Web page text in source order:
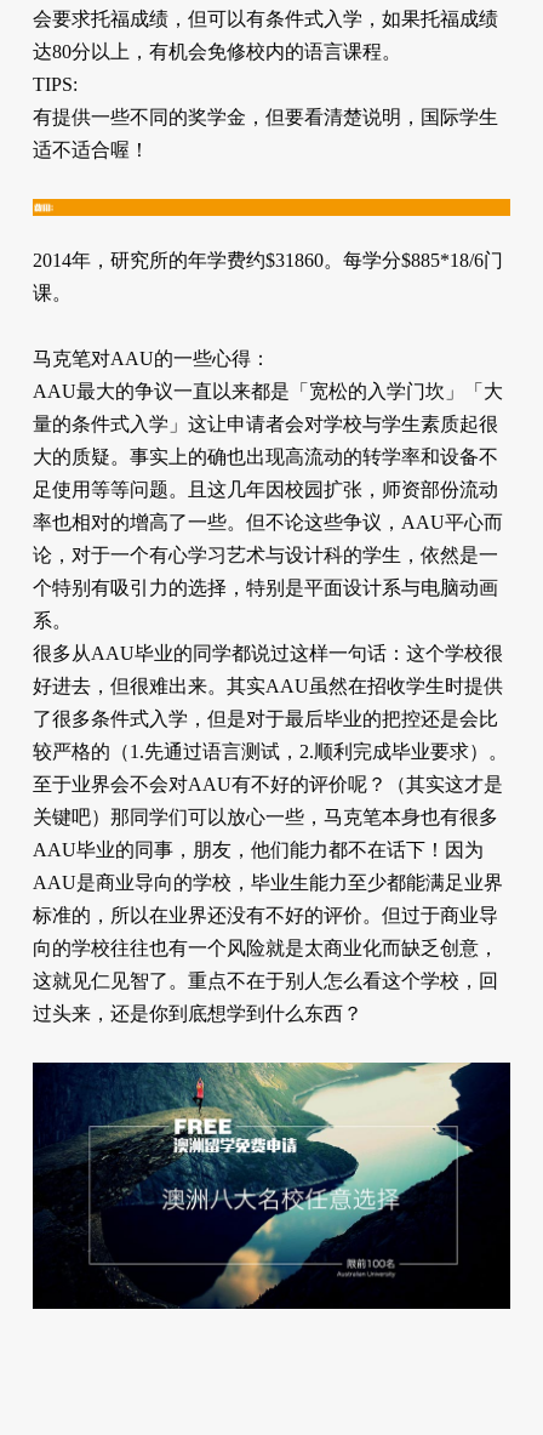
会要求托福成绩，但可以有条件式入学，如果托福成绩
达80分以上，有机会免修校内的语言课程。
TIPS:
有提供一些不同的奖学金，但要看清楚说明，国际学生
适不适合喔！
2014年，研究所的年学费约$31860。每学分$885*18/6门
课。
马克笔对AAU的一些心得：
AAU最大的争议一直以来都是「宽松的入学门坎」「大
量的条件式入学」这让申请者会对学校与学生素质起很
大的质疑。事实上的确也出现高流动的转学率和设备不
足使用等等问题。且这几年因校园扩张，师资部份流动
率也相对的增高了一些。但不论这些争议，AAU平心而
论，对于一个有心学习艺术与设计科的学生，依然是一
个特别有吸引力的选择，特别是平面设计系与电脑动画
系。
很多从AAU毕业的同学都说过这样一句话：这个学校很
好进去，但很难出来。其实AAU虽然在招收学生时提供
了很多条件式入学，但是对于最后毕业的把控还是会比
较严格的（1.先通过语言测试，2.顺利完成毕业要求）。
至于业界会不会对AAU有不好的评价呢？（其实这才是
关键吧）那同学们可以放心一些，马克笔本身也有很多
AAU毕业的同事，朋友，他们能力都不在话下！因为
AAU是商业导向的学校，毕业生能力至少都能满足业界
标准的，所以在业界还没有不好的评价。但过于商业导
向的学校往往也有一个风险就是太商业化而缺乏创意，
这就见仁见智了。重点不在于别人怎么看这个学校，回
过头来，还是你到底想学到什么东西？